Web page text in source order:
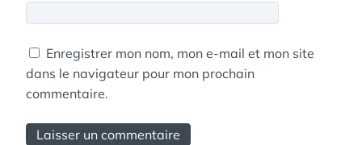
Enregistrer mon nom, mon e-mail et mon site
dans le navigateur pour mon prochain
commentaire.